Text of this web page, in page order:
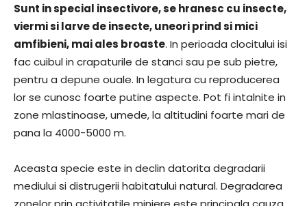
Sunt in special insectivore, se hranesc cu insecte,
viermi si larve de insecte, uneori prind si mici
amfibieni, mai ales broaste. In perioada clocitului isi
fac cuibul in crapaturile de stanci sau pe sub pietre,
pentru a depune ouale. In legatura cu reproducerea
lor se cunosc foarte putine aspecte. Pot fi intalnite in
zone mlastinoase, umede, la altitudini foarte mari de
pana la 4000-5000 m.
Aceasta specie este in declin datorita degradarii
mediului si distrugerii habitatului natural. Degradarea